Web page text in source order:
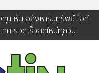
น หุ้น อสังหาริมทรัพย์ ไอที-
ศ รวดเร็วสดใหม่ทุกวัน